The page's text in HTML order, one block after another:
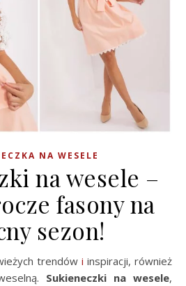
NA WESELE
na wesele –
fasony na
sezon!
trendów i inspiracji, również
Sukieneczki na wesele,